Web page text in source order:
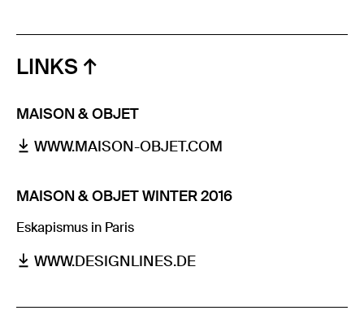
LINKS
MAISON & OBJET
WWW.MAISON-OBJET.COM
MAISON & OBJET WINTER 2016
Eskapismus in Paris
WWW.DESIGNLINES.DE